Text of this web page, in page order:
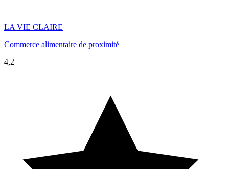
LA VIE CLAIRE
Commerce alimentaire de proximité
4,2